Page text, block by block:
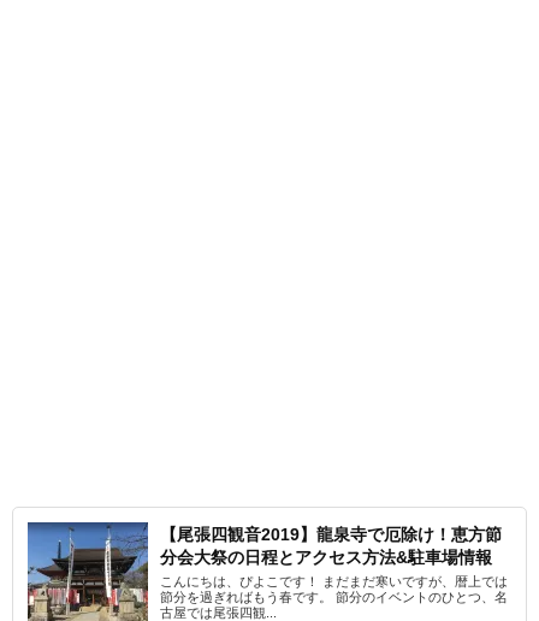
【尾張四観音2019】龍泉寺で厄除け！恵方節
分会大祭の日程とアクセス方法&駐車場情報
こんにちは、ぴよこです！ まだまだ寒いですが、暦上では
節分を過ぎればもう春です。 節分のイベントのひとつ、名
古屋では尾張四観...